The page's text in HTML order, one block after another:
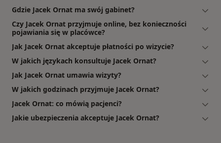
Gdzie Jacek Ornat ma swój gabinet?
Czy Jacek Ornat przyjmuje online, bez konieczności
pojawiania się w placówce?
Jak Jacek Ornat akceptuje płatności po wizycie?
W jakich językach konsultuje Jacek Ornat?
Jak Jacek Ornat umawia wizyty?
W jakich godzinach przyjmuje Jacek Ornat?
Jacek Ornat: co mówią pacjenci?
Jakie ubezpieczenia akceptuje Jacek Ornat?